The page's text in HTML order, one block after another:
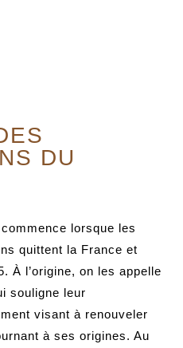
DU
lorsque les
quittent la France et
À l’origine, on les appelle
souligne leur
visant à renouveler
à ses origines. Au